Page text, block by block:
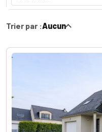
Trier par :Aucun